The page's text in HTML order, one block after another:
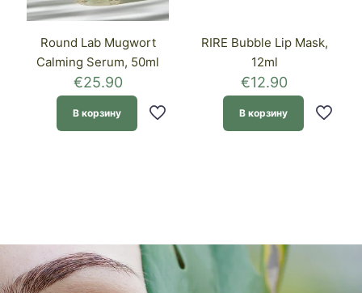
Round Lab Mugwort
Calming Serum, 50ml
€25.90
В корзину
RIRE Bubble Lip Mask,
12ml
€12.90
В корзину